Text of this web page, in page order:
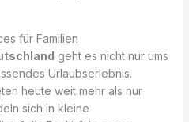
für Familien
geht es nicht nur ums
Urlaubserlebnis.
heute weit mehr als nur
sich in kleine